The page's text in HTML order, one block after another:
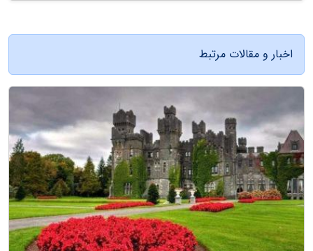
اخبار و مقالات مرتبط